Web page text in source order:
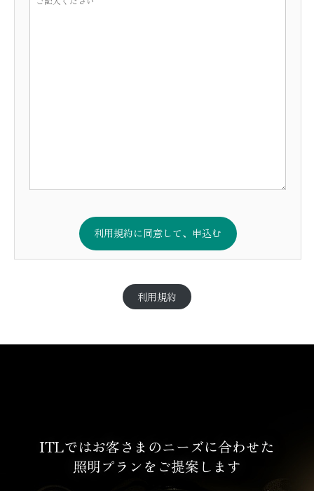
利用規約
ITLではお客さまのニーズに合わせた
照明プランをご提案します